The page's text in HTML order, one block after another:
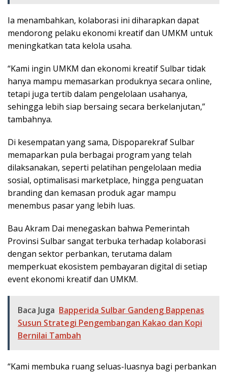
Ia menambahkan, kolaborasi ini diharapkan dapat
mendorong pelaku ekonomi kreatif dan UMKM untuk
meningkatkan tata kelola usaha.
“Kami ingin UMKM dan ekonomi kreatif Sulbar tidak
hanya mampu memasarkan produknya secara online,
tetapi juga tertib dalam pengelolaan usahanya,
sehingga lebih siap bersaing secara berkelanjutan,”
tambahnya.
Di kesempatan yang sama, Dispoparekraf Sulbar
memaparkan pula berbagai program yang telah
dilaksanakan, seperti pelatihan pengelolaan media
sosial, optimalisasi marketplace, hingga penguatan
branding dan kemasan produk agar mampu
menembus pasar yang lebih luas.
Bau Akram Dai menegaskan bahwa Pemerintah
Provinsi Sulbar sangat terbuka terhadap kolaborasi
dengan sektor perbankan, terutama dalam
memperkuat ekosistem pembayaran digital di setiap
event ekonomi kreatif dan UMKM.
Baca Juga Bapperida Sulbar Gandeng Bappenas
Susun Strategi Pengembangan Kakao dan Kopi
Bernilai Tambah
“Kami membuka ruang seluas-luasnya bagi perbankan